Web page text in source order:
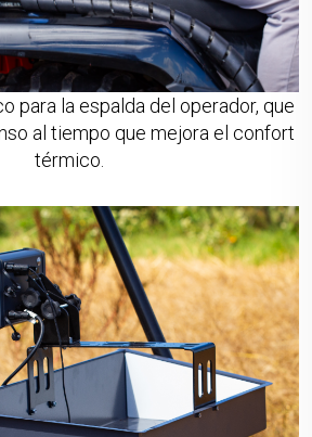
para la espalda del operador, que
al tiempo que mejora el confort
térmico.